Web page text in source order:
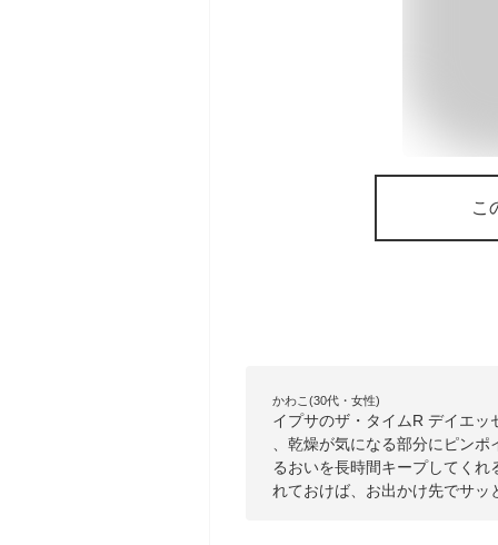
こ
かわこ(30代・女性)
イプサのザ・タイムR デイエ
、乾燥が気になる部分にピン
るおいを長時間キープしてく
れておけば、お出かけ先でサッ